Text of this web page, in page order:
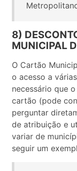
8)
MUNICIPAL
O Cartão
o acesso a
necessário que
cartão (pode
perguntar
de atribuição e
variar de
seguir um